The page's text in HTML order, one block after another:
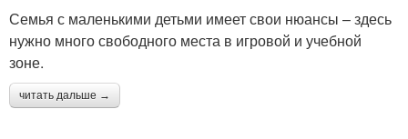
Семья с маленькими детьми имеет свои нюансы – здесь
нужно много свободного места в игровой и учебной
зоне.
читать дальше →